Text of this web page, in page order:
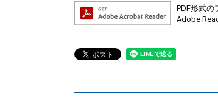
PDF形式の
Adobe